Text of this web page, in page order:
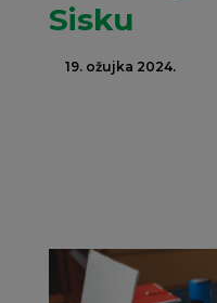
Sisku
19. ožujka 2024.